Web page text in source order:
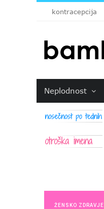
kontracepcija
Neplodnost
ŽENSKO ZDRAVJE